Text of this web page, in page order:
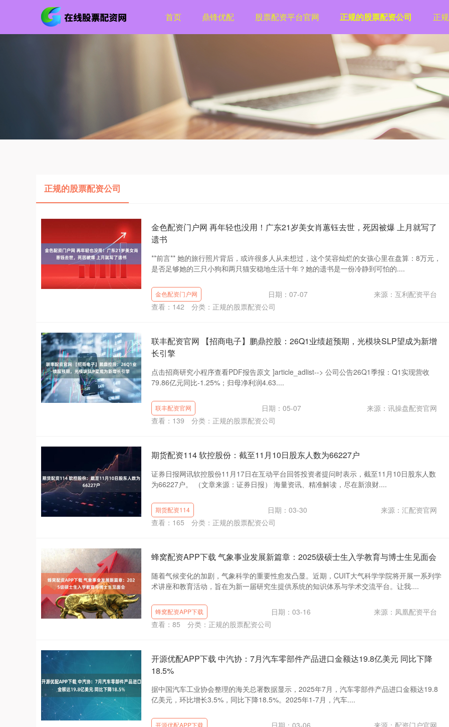
首页 鼎锋优配 股票配资平台官网 正规的股票配资公司 正
正规的股票配资公司
金色配资门户网 再年轻也没用！广东21岁美女肖蕙钰去世，死因被爆 上月就写了
遗书
**前言** 她的旅行照片背后，或许很多人从未想过，这个笑容灿烂的女孩心里在盘算：8万元，
是否足够她的三只小狗和两只猫安稳地生活十年？她的遗书是一份冷静到可怕的....
金色配资门户网 日期：07-07
来源：互利配资平台
查看： 142 分类： 正规的股票配资公司
联丰配资官网 【招商电子】鹏鼎控股：26Q1业绩超预期，光模块SLP望成为新增
长引擎
点击招商研究小程序查看PDF报告原文 ]article_adlist--> 公司公告26Q1季报：Q1实现营收
79.86亿元同比-1.25%；归母净利润4.63....
联丰配资官网 日期：05-07
来源：讯操盘配资官网
查看： 139 分类： 正规的股票配资公司
期货配资114 软控股份：截至11月10日股东人数为66227户
证券日报网讯软控股份11月17日在互动平台回答投资者提问时表示，截至11月10日股东人数
为66227户。 （文章来源：证券日报） 海量资讯、精准解读，尽在新浪财....
期货配资114 日期：03-30
来源：汇配资官网
查看： 165 分类： 正规的股票配资公司
蜂窝配资APP下载 气象事业发展新篇章：2025级硕士生入学教育与博士生见面会
随着气候变化的加剧，气象科学的重要性愈发凸显。近期，CUIT大气科学学院将开展一系列学
术讲座和教育活动，旨在为新一届研究生提供系统的知识体系与学术交流平台。让我....
蜂窝配资APP下载 日期：03-16
来源：凤凰配资平台
查看： 85 分类： 正规的股票配资公司
开源优配APP下载 中汽协：7月汽车零部件产品进口金额达19.8亿美元 同比下降
18.5%
据中国汽车工业协会整理的海关总署数据显示，2025年7月，汽车零部件产品进口金额达19.8
亿美元，环比增长3.5%，同比下降18.5%。2025年1-7月，汽车....
开源优配APP下载 日期：03-06
来源：配资门户官网